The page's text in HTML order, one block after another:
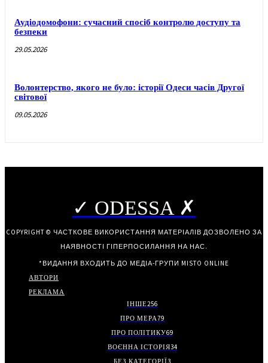
Аудіодомофони: сучасний спосіб контролю доступу та
безпеки
29.05.2026
Волонтерство, якого не було: історії Одеси часів Другої
світової
09.05.2026
✓ ODESSA ✗
COPYRIGHT © ЧАСТКОВЕ ВИКОРИСТАННЯ МАТЕРІАЛІВ ДОЗВОЛЕНО ЗА
НАЯВНОСТІ ГІПЕРПОСИЛАННЯ НА НАС.
*ВИДАННЯ ВХОДИТЬ ДО МЕДІА-ГРУПИ MISTO ONLINE
АВТОРИ
РЕКЛАМА
ІНШЕ256
ПРО МЕРА79
ПРО ПОЛІТИКУ69
ВОЄННА ІСТОРІЯ34
БЕЗ КАТЕГОРІЇ3